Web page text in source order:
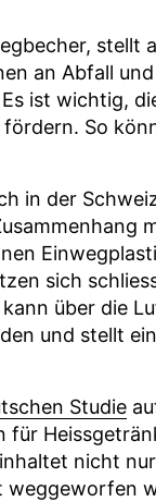
stellt
an Abfall
ist wichtig,
So
in der
sich
über die
und stellt
Studie
nicht